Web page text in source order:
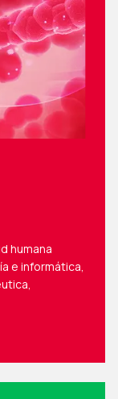
humana
e informática,